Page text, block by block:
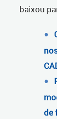
baixou
de